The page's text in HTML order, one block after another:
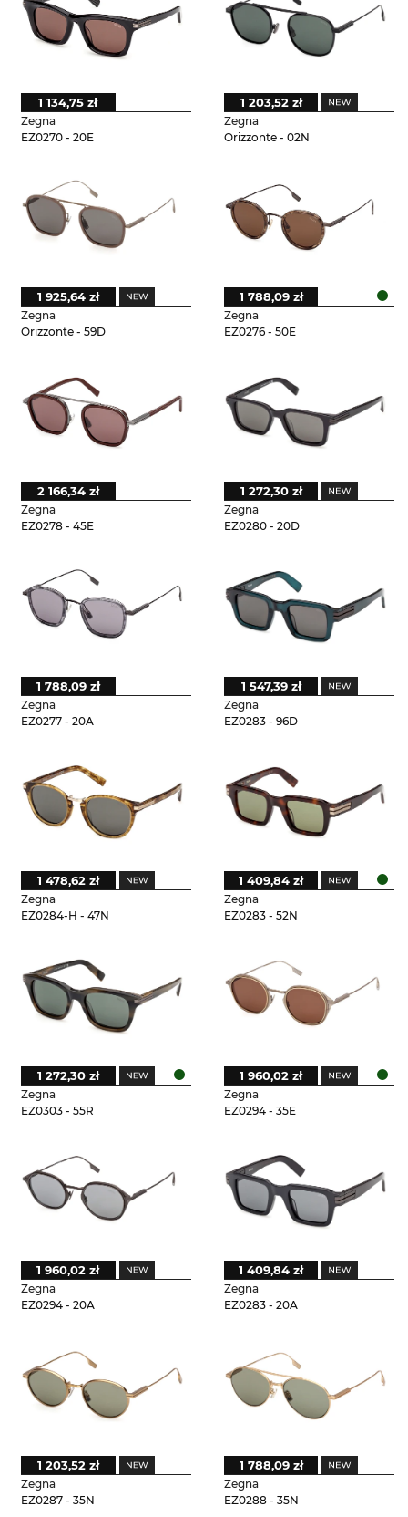
Zegna
EZ0270 - 20E
1 134,75 zł
Zegna
Orizzonte - 02N
1 203,52 zł
Zegna
Orizzonte - 59D
1 925,64 zł
Zegna
EZ0276 - 50E
1 788,09 zł
Zegna
EZ0278 - 45E
2 166,34 zł
Zegna
EZ0280 - 20D
1 272,30 zł
Zegna
EZ0277 - 20A
1 788,09 zł
Zegna
EZ0283 - 96D
1 547,39 zł
Zegna
EZ0284-H - 47N
1 478,62 zł
Zegna
EZ0283 - 52N
1 409,84 zł
Zegna
EZ0303 - 55R
1 272,30 zł
Zegna
EZ0294 - 35E
1 960,02 zł
Zegna
EZ0294 - 20A
1 960,02 zł
Zegna
EZ0283 - 20A
1 409,84 zł
Zegna
EZ0287 - 35N
1 203,52 zł
Zegna
EZ0288 - 35N
1 788,09 zł